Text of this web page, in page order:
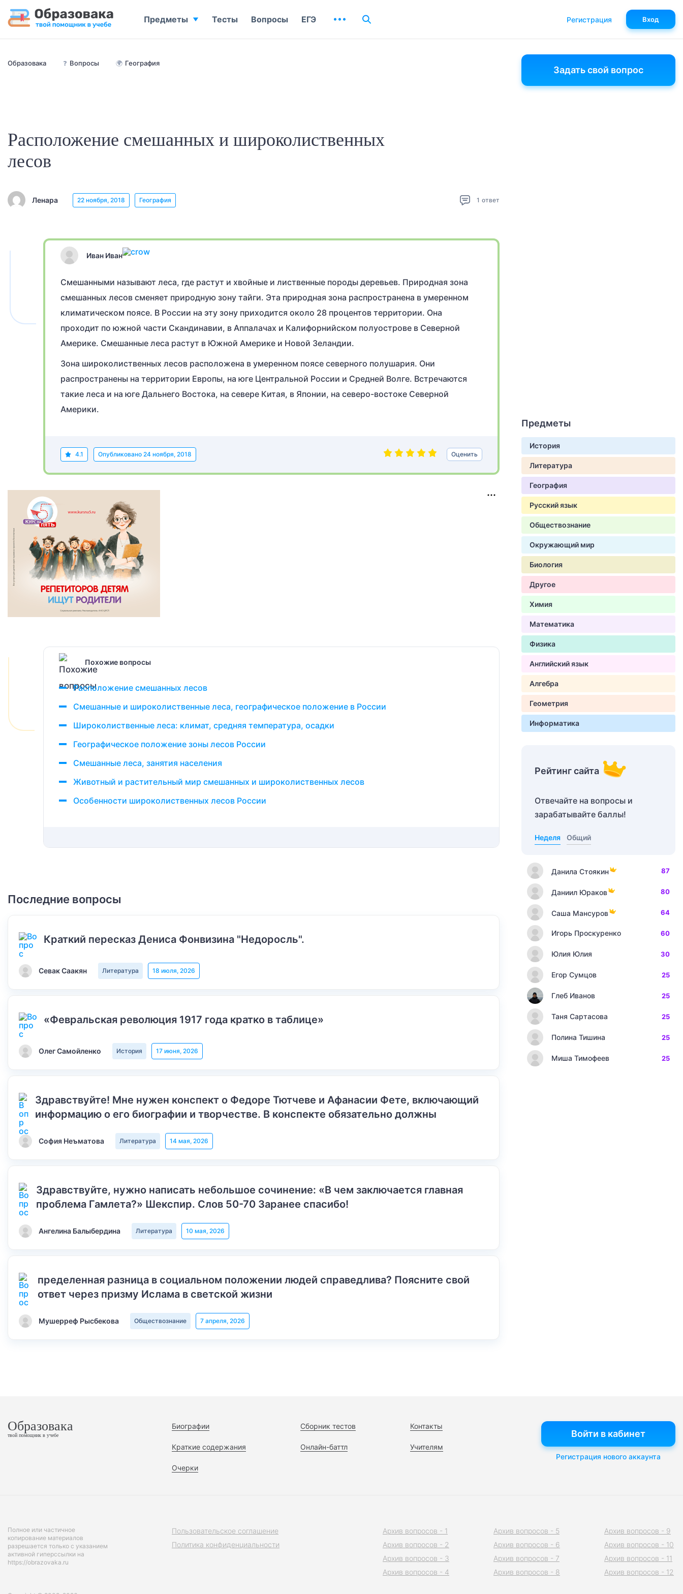
Образовака ❓ Вопросы 🌍 География
Расположение смешанных и широколиственных
лесов
Ленара 22 ноября, 2018 География 1 ответ
Иван Иван
Смешанными называют леса, где растут и хвойные и лиственные породы деревьев. Природная зона
смешанных лесов сменяет природную зону тайги. Эта природная зона распространена в умеренном
климатическом поясе. В России на эту зону приходится около 28 процентов территории. Она
проходит по южной части Скандинавии, в Аппалачах и Калифорнийском полуострове в Северной
Америке. Смешанные леса растут в Южной Америке и Новой Зеландии.
Зона широколиственных лесов расположена в умеренном поясе северного полушария. Они
распространены на территории Европы, на юге Центральной России и Средней Волге. Встречаются
такие леса и на юге Дальнего Востока, на севере Китая, в Японии, на северо-востоке Северной
Америки.
4.1 Опубликовано 24 ноября, 2018 Оценить
Похожие вопросы
Расположение смешанных лесов
Смешанные и широколиственные леса, географическое положение в России
Широколиственные леса: климат, средняя температура, осадки
Географическое положение зоны лесов России
Смешанные леса, занятия населения
Животный и растительный мир смешанных и широколиственных лесов
Особенности широколиственных лесов России
Последние вопросы
Краткий пересказ Дениса Фонвизина "Недоросль".
Севак Саакян Литература 18 июля, 2026
«Февральская революция 1917 года кратко в таблице»
Олег Самойленко История 17 июня, 2026
Здравствуйте! Мне нужен конспект о Федоре Тютчеве и Афанасии Фете, включающий
информацию о его биографии и творчестве. В конспекте обязательно должны
София Неъматова Литература 14 мая, 2026
Здравствуйте, нужно написать небольшое сочинение: «В чем заключается главная
проблема Гамлета?» Шекспир. Слов 50-70 Заранее спасибо!
Ангелина Балыбердина Литература 10 мая, 2026
пределенная разница в социальном положении людей справедлива? Поясните свой
ответ через призму Ислама в светской жизни
Мушерреф Рысбекова Обществознание 7 апреля, 2026
Задать свой вопрос
Предметы
История
Литература
География
Русский язык
Обществознание
Окружающий мир
Биология
Другое
Химия
Математика
Физика
Английский язык
Алгебра
Геометрия
Информатика
Рейтинг сайта
Отвечайте на вопросы и
зарабатывайте баллы!
Неделя Общий
Данила Стоякин 87
Даниил Юраков 80
Саша Мансуров 64
Игорь Проскуренко 60
Юлия Юлия 30
Егор Сумцов 25
Глеб Иванов 25
Таня Сартасова 25
Полина Тишина 25
Миша Тимофеев 25
Предметы Тесты Вопросы ЕГЭ Регистрация Вход
Образовака
твой помощник в учебе
Биографии
Краткие содержания
Очерки
Сборник тестов
Онлайн-баттл
Контакты
Учителям
Войти в кабинет
Регистрация нового аккаунта
Полное или частичное
копирование материалов
разрешается только с указанием
активной гиперссылки на
https://obrazovaka.ru
Пользовательское соглашение
Политика конфиденциальности
Архив вопросов - 1
Архив вопросов - 2
Архив вопросов - 3
Архив вопросов - 4
Архив вопросов - 5
Архив вопросов - 6
Архив вопросов - 7
Архив вопросов - 8
Архив вопросов - 9
Архив вопросов - 10
Архив вопросов - 11
Архив вопросов - 12